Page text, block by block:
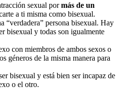
sexual pormás de un
a ti misma como bisexual.
“verdadera” persona bisexual. Hay
bisexual y todas son igualmente
con miembros de ambos sexos o
géneros de la misma manera para
bisexual y está bien ser incapaz de
o el otro.